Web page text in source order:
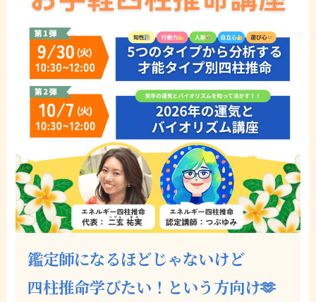
鑑定師になるほどじゃないけど
四柱推命学びたい！ という方向け🫶